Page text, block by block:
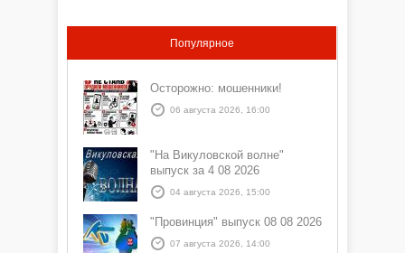
Популярное
Осторожно: мошенники!
06 августа 2026, 16:00
"На Викуловской волне"
выпуск за 4 08 2026
04 августа 2026, 15:00
"Провинция" выпуск 08 08 2026
07 августа 2026, 14:00